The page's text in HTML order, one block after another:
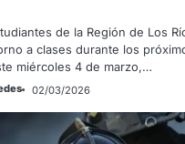
de la Región de Los
a clases durante los
miércoles 4 de marzo,…
02/03/2026